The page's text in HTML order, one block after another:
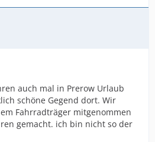
auch mal in Prerow Urlaub
schöne Gegend dort. Wir
Fahrradträger mitgenommen
gemacht. ich bin nicht so der